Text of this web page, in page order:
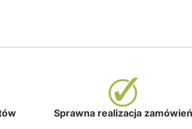
Sprawna realizacja zamówień